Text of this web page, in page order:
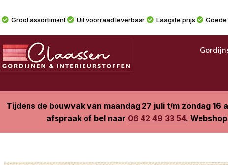
Groot assortiment Uit voorraad leverbaar Laagste prijs
Tijdens de bouwvak van maandag 27 juli t/m zondag
afspraak of bel naar 06 42 49 33 54.